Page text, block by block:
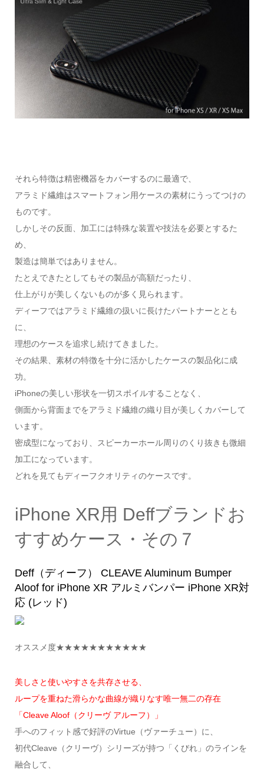
それら特徴は精密機器をカバーするのに最適で、
アラミド繊維はスマートフォン用ケースの素材にうってつけの
ものです。
しかしその反面、加工には特殊な装置や技法を必要とするた
め、
製造は簡単ではありません。
たとえできたとしてもその製品が高額だったり、
仕上がりが美しくないものが多く見られます。
ディーフではアラミド繊維の扱いに長けたパートナーととも
に、
理想のケースを追求し続けてきました。
その結果、素材の特徴を十分に活かしたケースの製品化に成
功。
iPhoneの美しい形状を一切スポイルすることなく、
側面から背面までをアラミド繊維の織り目が美しくカバーして
います。
密成型になっており、スピーカーホール周りのくり抜きも微細
加工になっています。
どれを見てもディーフクオリティのケースです。
iPhone XR用 Deffブランドお
すすめケース・その７
Deff（ディーフ） CLEAVE Aluminum Bumper
Aloof for iPhone XR アルミバンパー iPhone XR対
応 (レッド)
オススメ度★★★★★★★★★★★
美しさと使いやすさを共存させる、
ループを重ねた滑らかな曲線が織りなす唯一無二の存在
「Cleave Aloof（クリーヴ アルーフ）」
手へのフィット感で好評のVirtue（ヴァーチュー）に、
初代Cleave（クリーヴ）シリーズが持つ「くびれ」のラインを
融合して、